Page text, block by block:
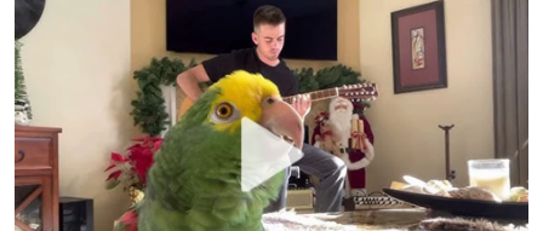
Insiden tembakan sekolah di
Thailand: Suspek dipercayai
bunuh datuk, nenek sebelum
serangan
GLOBAL
‘Kaki game tegar, budak baik’:
Siapa remaja 14 tahun di
sebalik insiden tembakan